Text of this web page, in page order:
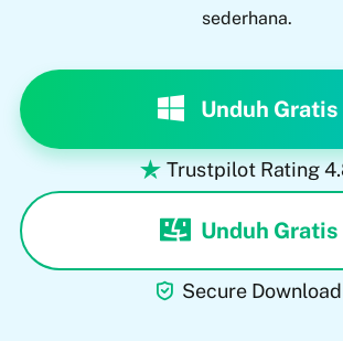
sederhana.
Unduh Gratis
 Trustpilot Rating
Unduh Gratis
 Secure Download